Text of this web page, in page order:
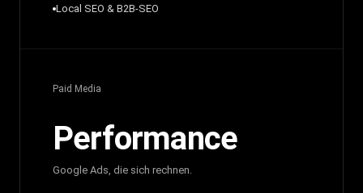
Local SEO & B2B-SEO
Paid Media
Performance
Google Ads, die sich rechnen.